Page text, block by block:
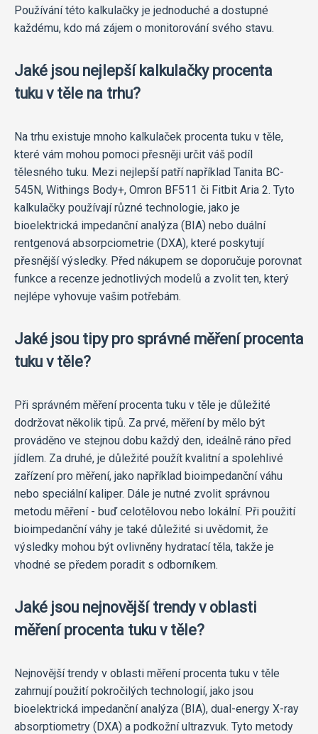
Používání této kalkulačky je jednoduché a dostupné
každému, kdo má zájem o monitorování svého stavu.
Jaké jsou nejlepší kalkulačky procenta
tuku v těle na trhu?
Na trhu existuje mnoho kalkulaček procenta tuku v těle,
které vám mohou pomoci přesněji určit váš podíl
tělesného tuku. Mezi nejlepší patří například Tanita BC-
545N, Withings Body+, Omron BF511 či Fitbit Aria 2. Tyto
kalkulačky používají různé technologie, jako je
bioelektrická impedanční analýza (BIA) nebo duální
rentgenová absorpciometrie (DXA), které poskytují
přesnější výsledky. Před nákupem se doporučuje porovnat
funkce a recenze jednotlivých modelů a zvolit ten, který
nejlépe vyhovuje vašim potřebám.
Jaké jsou tipy pro správné měření procenta
tuku v těle?
Při správném měření procenta tuku v těle je důležité
dodržovat několik tipů. Za prvé, měření by mělo být
prováděno ve stejnou dobu každý den, ideálně ráno před
jídlem. Za druhé, je důležité použít kvalitní a spolehlivé
zařízení pro měření, jako například bioimpedanční váhu
nebo speciální kaliper. Dále je nutné zvolit správnou
metodu měření - buď celotělovou nebo lokální. Při použití
bioimpedanční váhy je také důležité si uvědomit, že
výsledky mohou být ovlivněny hydratací těla, takže je
vhodné se předem poradit s odborníkem.
Jaké jsou nejnovější trendy v oblasti
měření procenta tuku v těle?
Nejnovější trendy v oblasti měření procenta tuku v těle
zahrnují použití pokročilých technologií, jako jsou
bioelektrická impedanční analýza (BIA), dual-energy X-ray
absorptiometry (DXA) a podkožní ultrazvuk. Tyto metody